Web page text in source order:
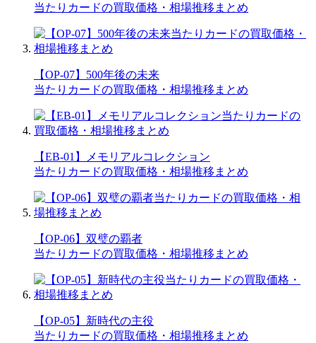
当たりカードの買取価格・相場推移まとめ
【OP-07】500年後の未来
当たりカードの買取価格・相場推移まとめ
【EB-01】メモリアルコレクション
当たりカードの買取価格・相場推移まとめ
【OP-06】双璧の覇者
当たりカードの買取価格・相場推移まとめ
【OP-05】新時代の主役
当たりカードの買取価格・相場推移まとめ